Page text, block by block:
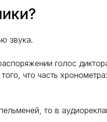
звука.
голос
что часть
то в